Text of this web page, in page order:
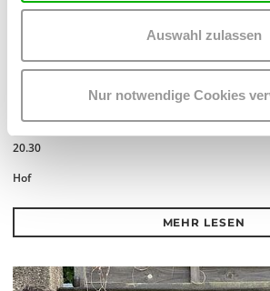
Auswahl zulassen
Nur notwendige Cookies
Do 13.8.2026
20.30
Hof
MEHR LESEN